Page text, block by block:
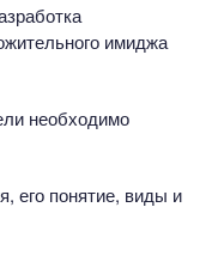
имиджа
необходимо
его понятие, виды и